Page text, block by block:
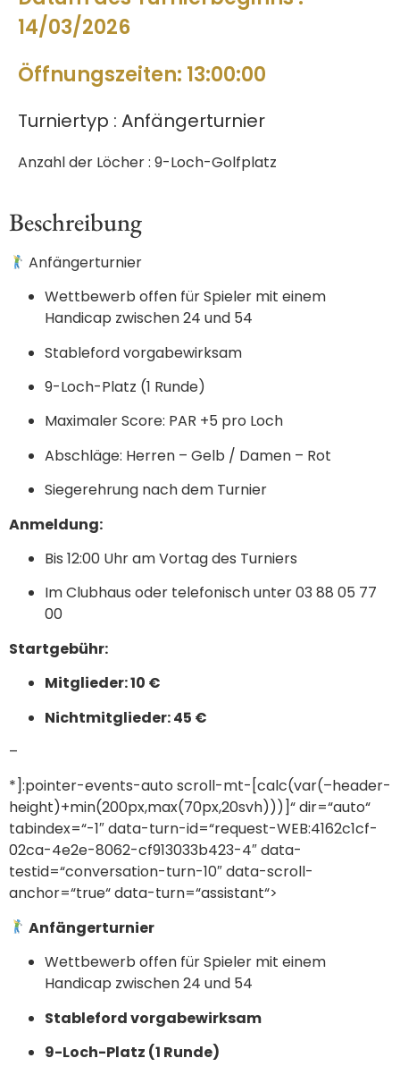
14/03/2026
Öffnungszeiten: 13:00:00
Turniertyp : Anfängerturnier
Anzahl der Löcher : 9-Loch-Golfplatz
Beschreibung
Anfängerturnier
Wettbewerb offen für Spieler mit einem
Handicap zwischen 24 und 54
Stableford vorgabewirksam
9-Loch-Platz (1 Runde)
Maximaler Score: PAR +5 pro Loch
Abschläge: Herren – Gelb / Damen – Rot
Siegerehrung nach dem Turnier
Anmeldung:
Bis 12:00 Uhr am Vortag des Turniers
Im Clubhaus oder telefonisch unter 03 88 05 77
00
Startgebühr:
Mitglieder: 10 €
Nichtmitglieder: 45 €
–
*]:pointer-events-auto scroll-mt-[calc(var(–header-
height)+min(200px,max(70px,20svh)))]“ dir=“auto“
tabindex=“-1″ data-turn-id=“request-WEB:4162c1cf-
02ca-4e2e-8062-cf913033b423-4″ data-
testid=“conversation-turn-10″ data-scroll-
anchor=“true“ data-turn=“assistant“>
Anfängerturnier
Wettbewerb offen für Spieler mit einem
Handicap zwischen 24 und 54
Stableford vorgabewirksam
9-Loch-Platz (1 Runde)